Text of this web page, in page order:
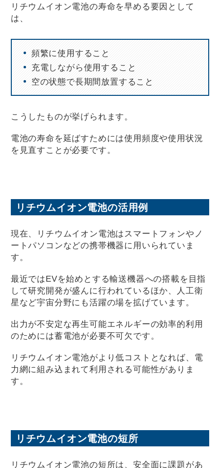
リチウムイオン電池の寿命を早める要因として
は、
頻繁に使用すること
充電しながら使用すること
空の状態で長期間放置すること
こうしたものが挙げられます。
電池の寿命を延ばすためには使用頻度や使用状況
を見直すことが必要です。
リチウムイオン電池の活用例
現在、リチウムイオン電池はスマートフォンやノ
ートパソコンなどの携帯機器に用いられていま
す。
最近ではEVを始めとする輸送機器への搭載を目指
して研究開発が盛んに行われているほか、人工衛
星など宇宙分野にも活躍の場を拡げています。
出力が不安定な再生可能エネルギーの効率的利用
のためには蓄電池が必要不可欠です。
リチウムイオン電池がより低コストとなれば、電
力網に組み込まれて利用される可能性がありま
す。
リチウムイオン電池の短所
リチウムイオン電池の短所は、安全面に課題があ